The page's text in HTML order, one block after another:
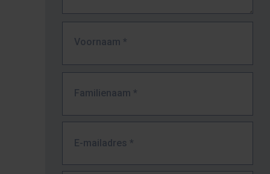
Voornaam *
Familienaam *
E-mailadres *